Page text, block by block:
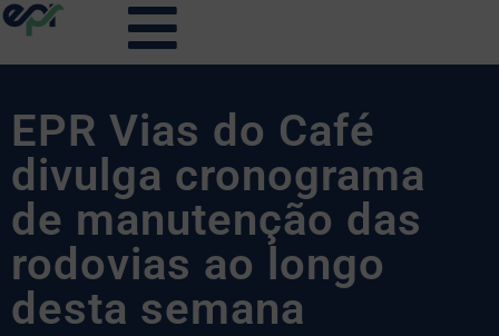
EPR Vias do Café
divulga cronograma
de manutenção das
rodovias ao longo
desta semana